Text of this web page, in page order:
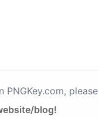
please
blog!